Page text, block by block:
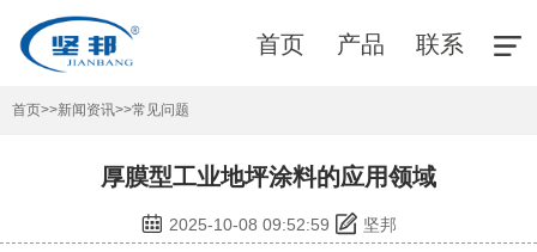
首页 产品 联系
首页>>新闻资讯>>常见问题
厚膜型工业地坪涂料的应用领域
2025-10-08 09:52:59 坚邦